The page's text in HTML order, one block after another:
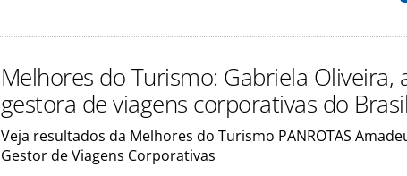
Melhores do Turismo: Gabriela Oliveira,
gestora de viagens corporativas do Brasil
Veja resultados da Melhores do Turismo PANROTAS
Gestor de Viagens Corporativas